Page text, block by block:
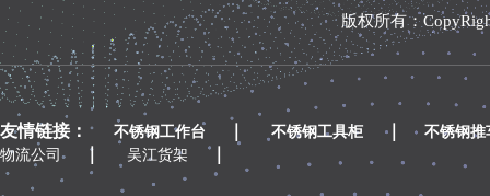
版权所有：
友情链接： 不锈钢工作台 不锈钢工具柜 ｜
不锈钢推
物流公司
｜ 吴江货架 ｜